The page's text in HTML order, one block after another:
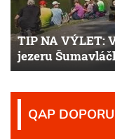
TIP NA VÝLET:
jezeru
QAP